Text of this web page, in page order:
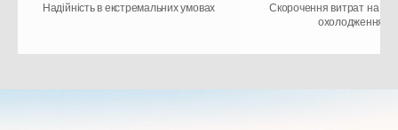
Надійність в екстремальних умовах
Скорочення витрат на
охолодження